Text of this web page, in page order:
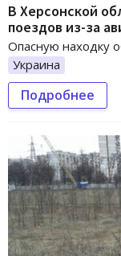
В Херсонской
поездов из-за
Опасную находку
Украина
Подробнее